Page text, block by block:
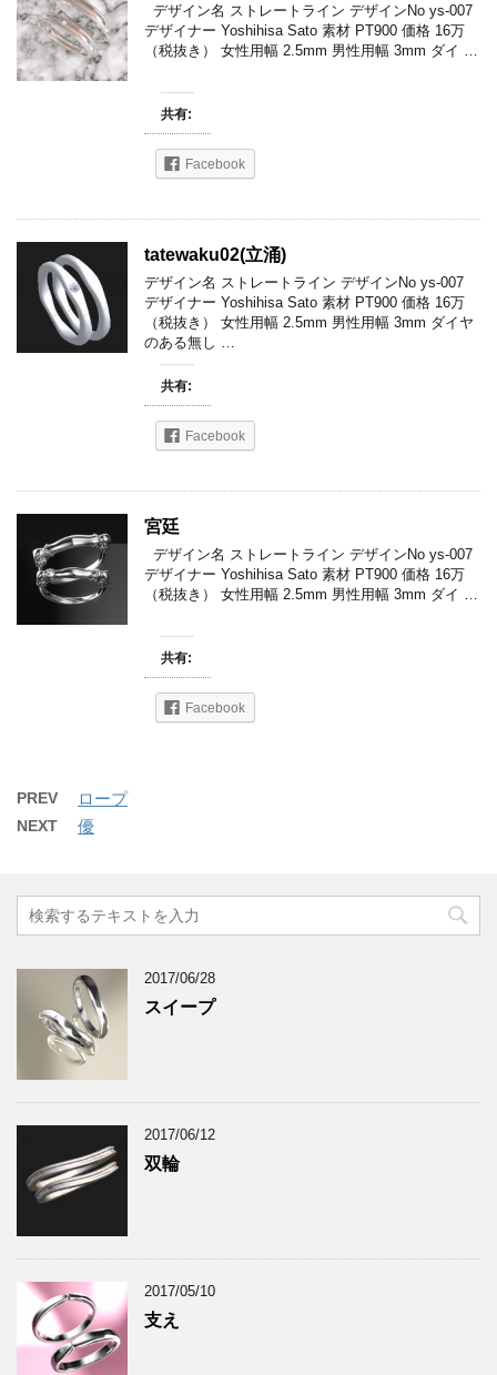
デザイン名 ストレートライン デザインNo ys-007
デザイナー Yoshihisa Sato 素材 PT900 価格 16万
（税抜き） 女性用幅 2.5mm 男性用幅 3mm ダイ …
共有:
Facebook
tatewaku02(立涌)
デザイン名 ストレートライン デザインNo ys-007
デザイナー Yoshihisa Sato 素材 PT900 価格 16万
（税抜き） 女性用幅 2.5mm 男性用幅 3mm ダイヤ
のある無し …
共有:
Facebook
宮廷
デザイン名 ストレートライン デザインNo ys-007
デザイナー Yoshihisa Sato 素材 PT900 価格 16万
（税抜き） 女性用幅 2.5mm 男性用幅 3mm ダイ …
共有:
Facebook
PREV ロープ
NEXT 優
2017/06/28
スイープ
2017/06/12
双輪
2017/05/10
支え